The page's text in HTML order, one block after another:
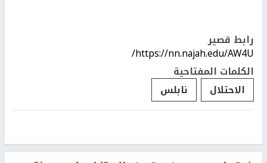
رابط قصير
https://nn.najah.edu/AW4U/
الكلمات المفتاحية
الاحتلال
نابلس